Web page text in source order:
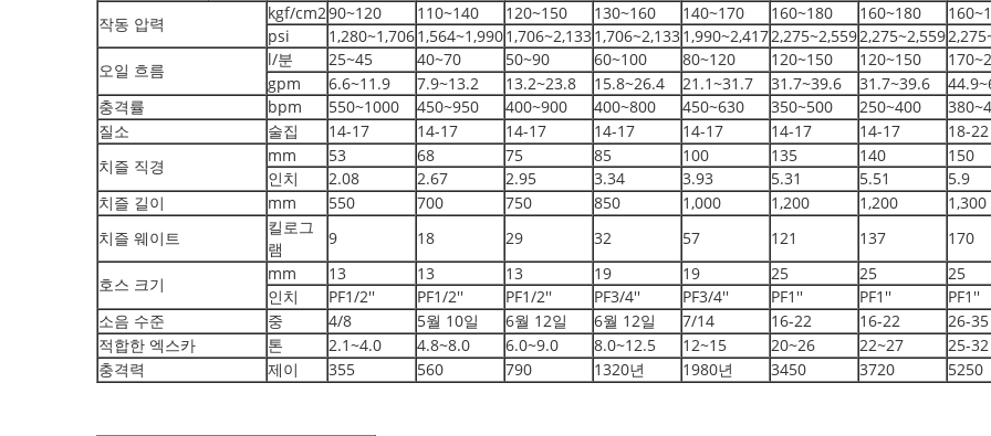
작동 압력
kgf/cm290~120 110~140 120~150 130~160 140~170 160~180 160~180
psi
1,280~1,7061,564~1,9901,706~2,1331,706~2,1331,990~2,4172,275~2,5592,275~2,559
오일 흐름
l/분 25~45 40~70 50~90 60~100 80~120 120~150 120~150
gpm
6.6~11.9 7.9~13.2 13.2~23.8 15.8~26.4 21.1~31.7 31.7~39.6 31.7~39.6
충격률
bpm 550~1000 450~950 400~900 400~800 450~630 350~500 250~400
질소
술집 14-17 14-17 14-17 14-17 14-17 14-17 14-17 18-22
치즐 직경
mm 53 68 75 85 100 135 140 150
인치
2.08 2.67 2.95 3.34 3.93 5.31 5.51 5.9
치즐 길이
mm 550 700 750 850 1,000 1,200 1,200 1,300
치즐 웨이트
킬로그
램
9 18 29 32 57 121 137 170
호스 크기
mm 13 13 13 19 19 25 25 25
인치
PF1/2'' PF1/2'' PF1/2'' PF3/4'' PF3/4'' PF1'' PF1'' PF1''
소음 수준
중 4/8 5월 10일 6월 12일 6월 12일 7/14 16-22 16-22 26-35
적합한 엑스카
톤 2.1~4.0 4.8~8.0 6.0~9.0 8.0~12.5 12~15 20~26 22~27 25-32
충격력
제이 355 560 790 1320년 1980년 3450 3720 5250